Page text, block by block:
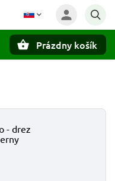
Prázdny košík
- drez